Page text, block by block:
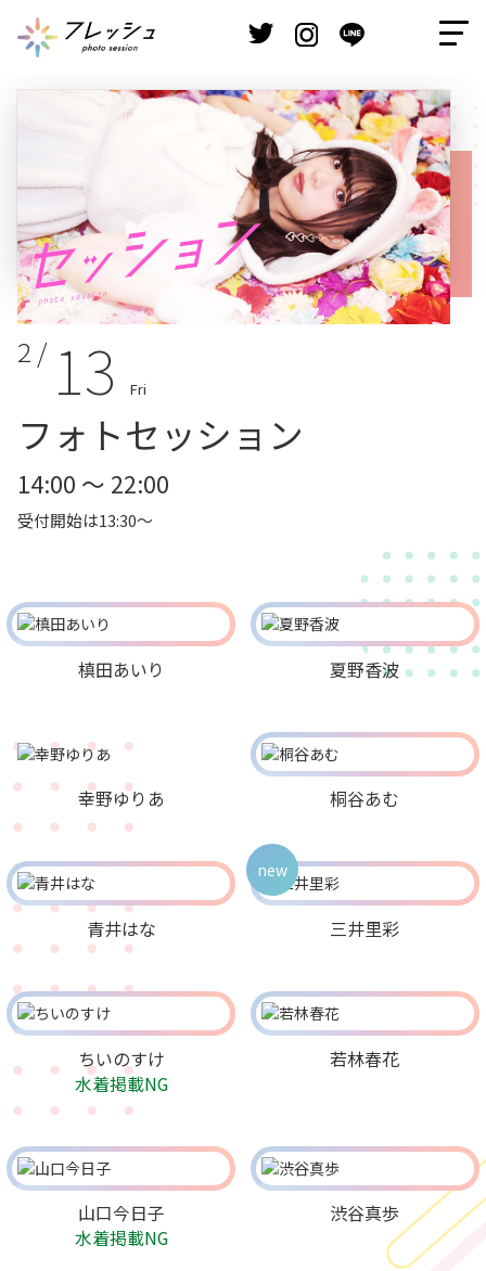
2 / 13 Fri
フォトセッション
14:00 ～ 22:00
受付開始は13:30～
槙田あいり 夏野香波
幸野ゆりあ 桐谷あむ
青井はな 三井里彩
new
ちいのすけ
水着掲載NG
若林春花
山口今日子
水着掲載NG
渋谷真歩